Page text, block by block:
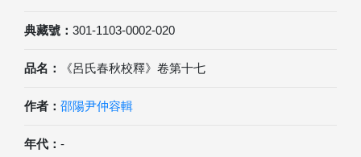
典藏號： 301-1103-0002-020
品名： 《呂氏春秋校釋》卷第十七
作者： 邵陽尹仲容輯
年代： -